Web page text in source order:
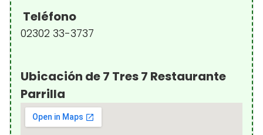
Teléfono
02302 33-3737
Ubicación de 7 Tres 7 Restaurante
Parrilla